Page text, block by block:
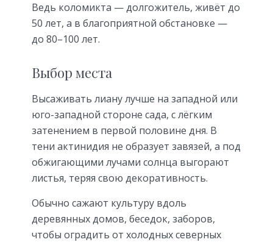
Ведь коломикта — долгожитель, живёт до
50 лет, а в благоприятной обстановке —
до 80–100 лет.
Выбор места
Высаживать лиану лучше на западной или
юго-западной стороне сада, с лёгким
затенением в первой половине дня. В
тени актинидия не образует завязей, а под
обжигающими лучами солнца выгорают
листья, теряя свою декоративность.
Обычно сажают культуру вдоль
деревянных домов, беседок, заборов,
чтобы оградить от холодных северных